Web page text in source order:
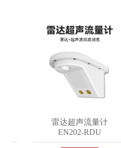
雷达超声流量计
EN202-RDU